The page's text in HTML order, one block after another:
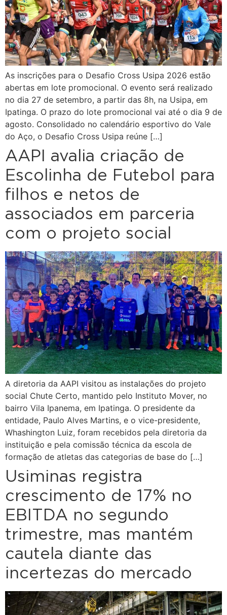
As inscrições para o Desafio Cross Usipa 2026 estão
abertas em lote promocional. O evento será realizado
no dia 27 de setembro, a partir das 8h, na Usipa, em
Ipatinga. O prazo do lote promocional vai até o dia 9 de
agosto. Consolidado no calendário esportivo do Vale
do Aço, o Desafio Cross Usipa reúne […]
AAPI avalia criação de
Escolinha de Futebol para
filhos e netos de
associados em parceria
com o projeto social
A diretoria da AAPI visitou as instalações do projeto
social Chute Certo, mantido pelo Instituto Mover, no
bairro Vila Ipanema, em Ipatinga. O presidente da
entidade, Paulo Alves Martins, e o vice-presidente,
Whashington Luiz, foram recebidos pela diretoria da
instituição e pela comissão técnica da escola de
formação de atletas das categorias de base do […]
Usiminas registra
crescimento de 17% no
EBITDA no segundo
trimestre, mas mantém
cautela diante das
incertezas do mercado